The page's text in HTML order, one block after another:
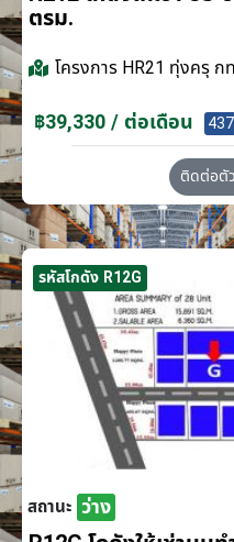
ตรม.
โครงการ HR21 ทุ่งครุ ก
฿39,330 / ต่อเดือน
ติดต่อตั
รหัสโกดัง R12G
สถานะ ว่าง